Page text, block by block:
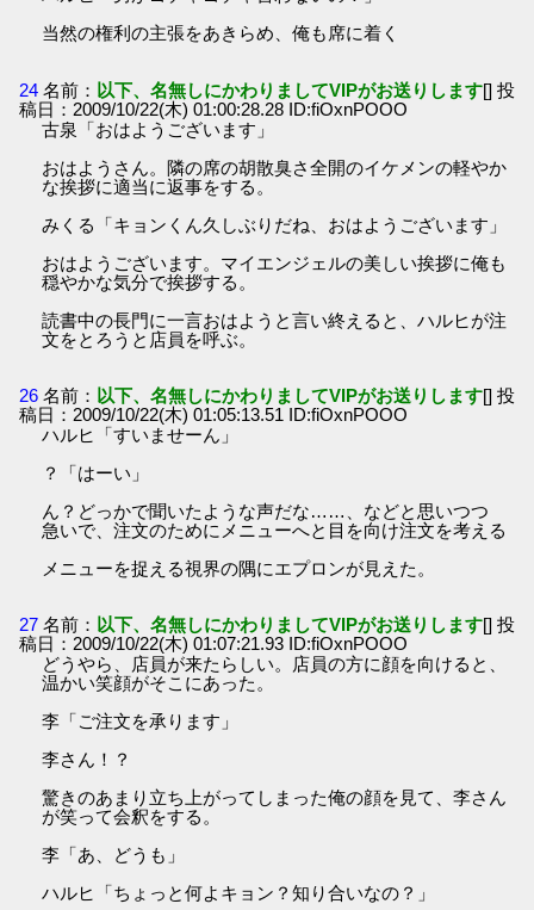
当然の権利の主張をあきらめ、俺も席に着く
24 名前： 以下、名無しにかわりましてVIPがお送りします[] 投
稿日：2009/10/22(木) 01:00:28.28 ID:fiOxnPOOO
古泉「おはようございます」
おはようさん。隣の席の胡散臭さ全開のイケメンの軽やか
な挨拶に適当に返事をする。
みくる「キョンくん久しぶりだね、おはようございます」
おはようございます。マイエンジェルの美しい挨拶に俺も
穏やかな気分で挨拶する。
読書中の長門に一言おはようと言い終えると、ハルヒが注
文をとろうと店員を呼ぶ。
26 名前： 以下、名無しにかわりましてVIPがお送りします[] 投
稿日：2009/10/22(木) 01:05:13.51 ID:fiOxnPOOO
ハルヒ「すいませーん」
？「はーい」
ん？どっかで聞いたような声だな……、などと思いつつ
急いで、注文のためにメニューへと目を向け注文を考える
メニューを捉える視界の隅にエプロンが見えた。
27 名前： 以下、名無しにかわりましてVIPがお送りします[] 投
稿日：2009/10/22(木) 01:07:21.93 ID:fiOxnPOOO
どうやら、店員が来たらしい。店員の方に顔を向けると、
温かい笑顔がそこにあった。
李「ご注文を承ります」
李さん！？
驚きのあまり立ち上がってしまった俺の顔を見て、李さん
が笑って会釈をする。
李「あ、どうも」
ハルヒ「ちょっと何よキョン？知り合いなの？」